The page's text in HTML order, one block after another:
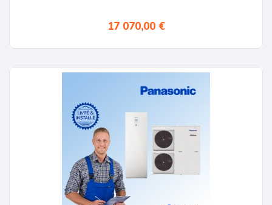
bénéficiez dela garantie satisfaction
17 070,00 €